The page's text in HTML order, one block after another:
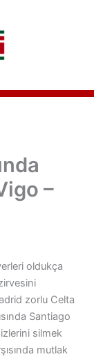
–
oldukça
zorlu Celta
Santiago
izlerini silmek
mutlak